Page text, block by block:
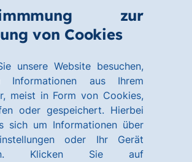
zur
von Cookies
unsere Website besuchen,
Informationen aus Ihrem
meist in Form von Cookies,
oder gespeichert. Hierbei
sich um Informationen über
oder Ihr Gerät
Klicken Sie auf